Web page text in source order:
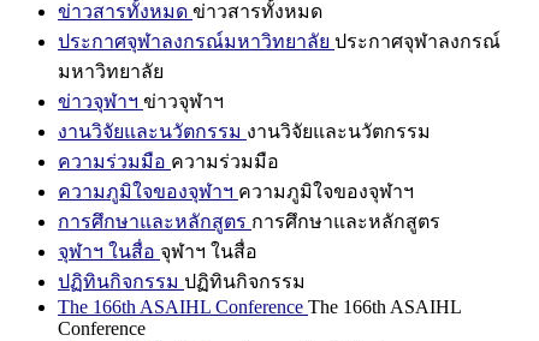
ข่าวสารทั้งหมด ข่าวสารทั้งหมด
ประกาศจุฬาลงกรณ์มหาวิทยาลัย ประกาศจุฬาลงกรณ์
มหาวิทยาลัย
ข่าวจุฬาฯ ข่าวจุฬาฯ
งานวิจัยและนวัตกรรม งานวิจัยและนวัตกรรม
ความร่วมมือ ความร่วมมือ
ความภูมิใจของจุฬาฯ ความภูมิใจของจุฬาฯ
การศึกษาและหลักสูตร การศึกษาและหลักสูตร
จุฬาฯ ในสื่อ จุฬาฯ ในสื่อ
ปฏิทินกิจกรรม ปฏิทินกิจกรรม
The 166th ASAIHL Conference The 166th ASAIHL
Conference